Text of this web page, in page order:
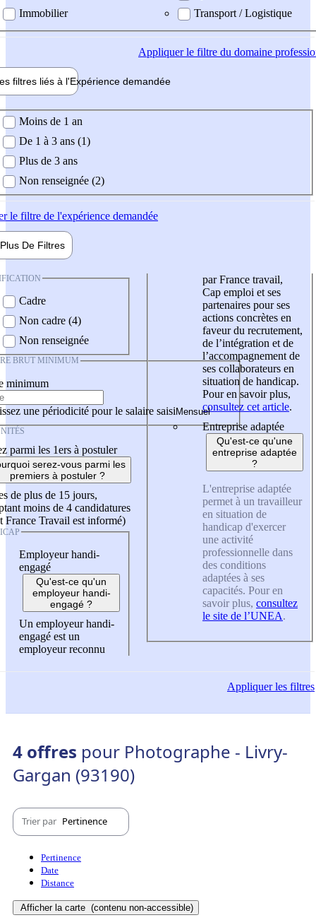
Immobilier
Transport / Logistique
Appliquerle filtre du domaine
filtres liés à l'Expérience demandée
demandée
Moins de 1 an
De 1 à 3 ans (1)
Plus de 3 ans
Non renseignée (2)
le filtre de l'expérience demandée
Plus De Filtres
Cadre
Non cadre (4)
Non renseignée
BRUT MINIMUM
minimum
une périodicité pour le salaire saisi
parmi les 1ers à postuler
serez-vous parmi les
premiers à postuler ?
de plus de 15 jours,
moins de 4 candidatures
France Travail est informé)
Employeur handi-
engagé
Qu'est-ce qu'un
employeur handi-
engagé ?
Un employeur handi-
engagé est un
employeur reconnu
par France travail,
Cap emploi et ses
partenaires pour ses
actions concrètes en
faveur du recrutement,
de l’intégration et de
l’accompagnement de
ses collaborateurs en
situation de handicap.
Pour en savoir plus,
consultez cet article.
Entreprise adaptée
Qu'est-ce qu'une
entreprise adaptée
?
L'entreprise adaptée
permet à un travailleur
en situation de
handicap d'exercer
une activité
professionnelle dans
des conditions
adaptées à ses
capacités. Pour en
savoir plus, consultez
le site de l’UNEA.
Appliquerles filtres
4 offres pour Photographe - Livry-
Gargan (93190)
Trier par Pertinence
Pertinence
Date
Distance
Afficher la carte (contenu non-accessible)